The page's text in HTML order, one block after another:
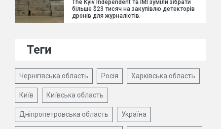
The Kyiv Independent та ІМІ зуміли зібрати
більше $23 тисяч на закупівлю детекторів
дронів для журналістів.
Теги
Чернігівська область Росія Харківська область
Київ Київська область
Дніпропетровська область Україна